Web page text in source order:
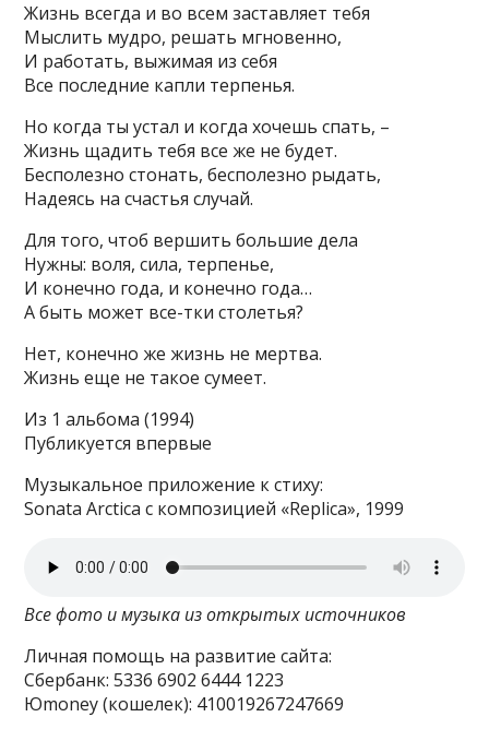
Жизнь всегда и во всем заставляет тебя
Мыслить мудро, решать мгновенно,
И работать, выжимая из себя
Все последние капли терпенья.
Но когда ты устал и когда хочешь спать, –
Жизнь щадить тебя все же не будет.
Бесполезно стонать, бесполезно рыдать,
Надеясь на счастья случай.
Для того, чтоб вершить большие дела
Нужны: воля, сила, терпенье,
И конечно года, и конечно года…
А быть может все-тки столетья?
Нет, конечно же жизнь не мертва.
Жизнь еще не такое сумеет.
Из 1 альбома (1994)
Публикуется впервые
Музыкальное приложение к стиху:
Sonata Arctica с композицией «Replica», 1999
Все фото и музыка из открытых источников
Личная помощь на развитие сайта:
Сбербанк: 5336 6902 6444 1223
Юmoney (кошелек): 410019267247669